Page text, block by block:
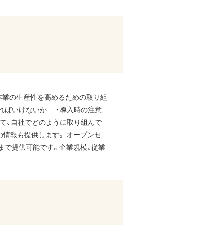
業の生産性を高めるための取り組
ばいけないか ・導入時の注意
自社でどのように取り組んで
報も提供します。 オープンセ
提供可能です。企業規模、従業